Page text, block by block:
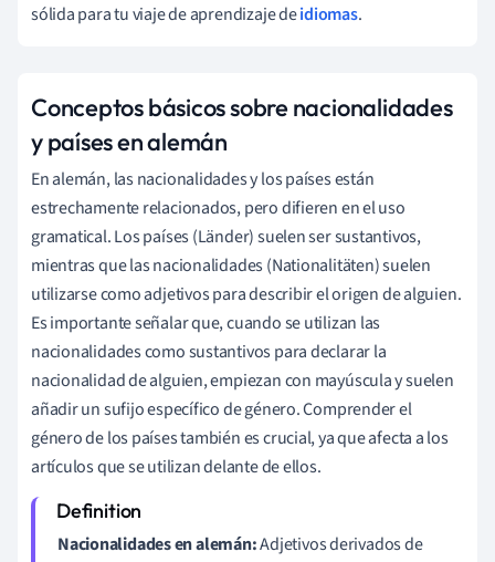
sólida para tu viaje de aprendizaje deidiomas.
Conceptos básicos sobre nacionalidades
y países en alemán
En alemán, las nacionalidades y los países están
estrechamente relacionados, pero difieren en el uso
gramatical. Los países (Länder) suelen ser sustantivos,
mientras que las nacionalidades (Nationalitäten) suelen
utilizarse como adjetivos para describir el origen de alguien.
Es importante señalar que, cuando se utilizan las
nacionalidades como sustantivos para declarar la
nacionalidad de alguien, empiezan con mayúscula y suelen
añadir un sufijo específico de género. Comprender el
género de los países también es crucial, ya que afecta a los
artículos que se utilizan delante de ellos.
Nacionalidades en alemán:Adjetivos derivados de